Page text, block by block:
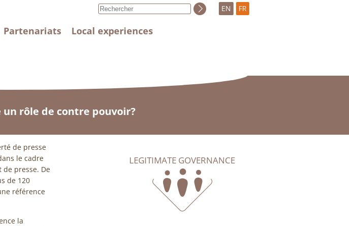
Partenariats Local experiences
EN FR
rôle de contre pouvoir?
de presse
le cadre
presse. De
de 120
référence
la
LEGITIMATE GOVERNANCE